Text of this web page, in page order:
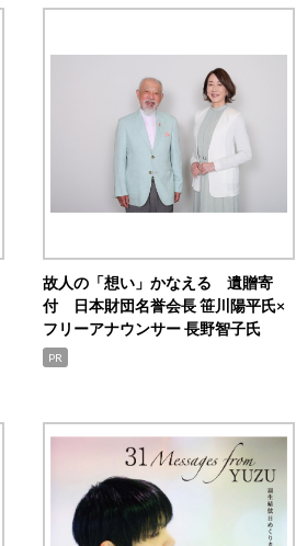
故人の「想い」かなえる 遺贈寄
付 日本財団名誉会長 笹川陽平氏×
フリーアナウンサー 長野智子氏
PR